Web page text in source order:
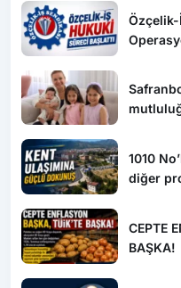
Özçelik-
1010
diğer
CEPTE
BAŞKA!